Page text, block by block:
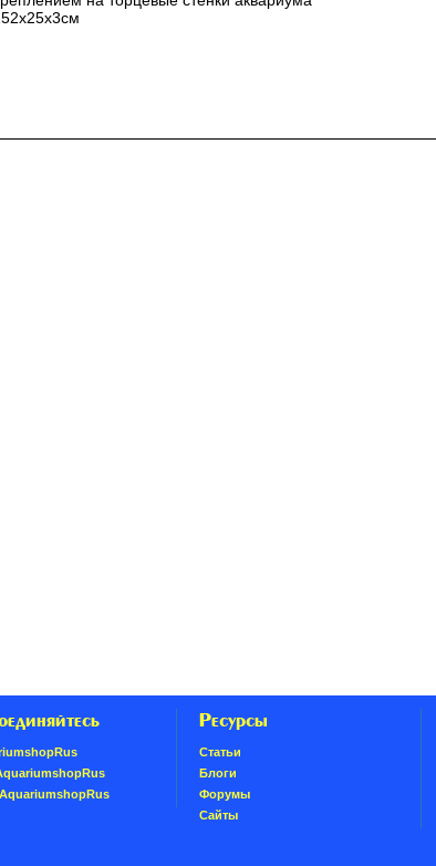
Ресурсы
Статьи
Блоги
Форумы
Сайты